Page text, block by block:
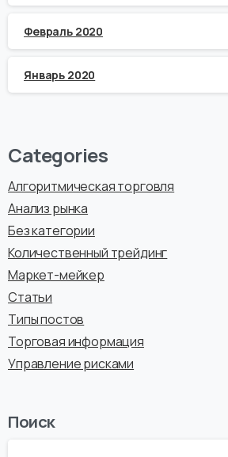
Февраль 2020
Январь 2020
Categories
Алгоритмическая торговля
Анализ рынка
Без категории
Количественный трейдинг
Маркет-мейкер
Статьи
Типы постов
Торговая информация
Управление рисками
Поиск